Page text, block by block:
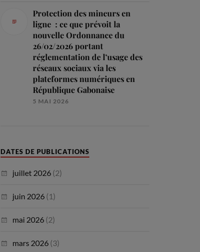
Protection des mineurs en
ligne : ce que prévoit la
nouvelle Ordonnance du
26/02/2026 portant
réglementation de l’usage des
réseaux sociaux via les
plateformes numériques en
République Gabonaise
5 MAI 2026
DATES DE PUBLICATIONS
juillet 2026 (2)
juin 2026 (1)
mai 2026 (2)
mars 2026 (3)